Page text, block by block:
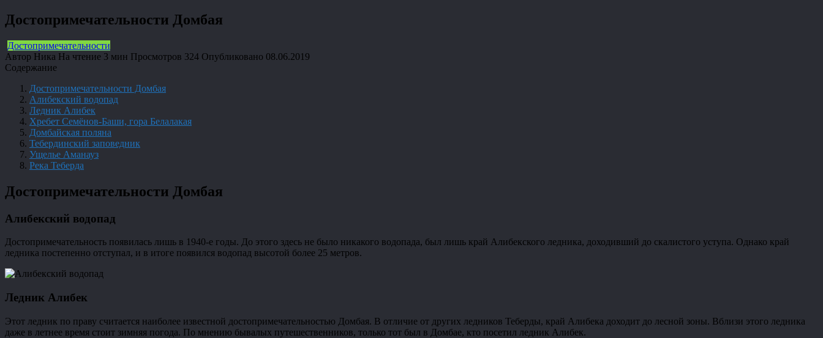
Достопримечательности Домбая
Достопримечательности
Автор Ника На чтение 3 мин Просмотров 324 Опубликовано 08.06.2019
Содержание
Достопримечательности Домбая
Алибекский водопад
Ледник Алибек
Хребет Семёнов-Баши, гора Белалакая
Домбайская поляна
Тебердинский заповедник
Ущелье Аманауз
Река Теберда
Достопримечательности Домбая
Алибекский водопад
Достопримечательность появилась лишь в 1940-е годы. До этого здесь не было никакого водопада, был лишь край Алибекского ледника, доходивший до скалистого уступа. Однако край
ледника постепенно отступал, и в итоге появился водопад высотой более 25 метров.
Ледник Алибек
Этот ледник по праву считается наиболее известной достопримечательностью Домбая. В отличие от других ледников Теберды, край Алибека доходит до лесной зоны. Вблизи этого ледника
даже в летнее время стоит зимняя погода. По мнению бывалых путешественников, только тот был в Домбае, кто посетил ледник Алибек.